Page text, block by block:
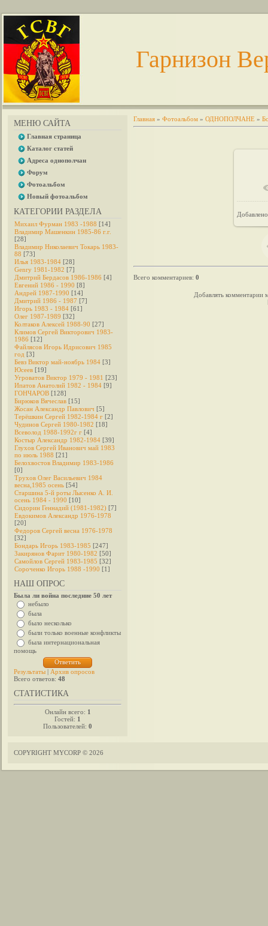
Гарнизон
МЕНЮ САЙТА
Главная страница
Каталог статей
Адреса однополчан
Форум
Фотоальбом
Новый фотоальбом
КАТЕГОРИИ РАЗДЕЛА
Михаил Фурман 1983 -1988 [14]
Владимир Машенкин 1985-86 г.г.
[28]
Владимир Николаевич Токарь 1983-
88 [73]
Илья 1983-1984 [28]
Genry 1981-1982 [7]
Дмитрий Бердасов 1986-1986 [4]
Евгений 1986 - 1990 [8]
Андрей 1987-1990 [14]
Дмитрий 1986 - 1987 [7]
Игорь 1983 - 1984 [61]
Олег 1987-1989 [32]
Колтаков Алексей 1988-90 [27]
Климов Сергей Викторович 1983-
1986 [12]
Файлясов Игорь Идрисович 1985
год [3]
Бевз Виктор май-ноябрь 1984 [3]
Юсеев [19]
Угроватов Виктор 1979 - 1981 [23]
Ипатов Анатолий 1982 - 1984 [9]
ГОНЧАРОВ [128]
Бирюков Вячеслав [15]
Жосан Александр Павлович [5]
Терёшкин Сергей 1982-1984 г [2]
Чудинов Сергей 1980-1982 [18]
Всеволод 1988-1992г г [4]
Костыр Александр 1982-1984 [39]
Глухов Сергей Иванович май 1983
по июль 1988 [21]
Белохвостов Владимир 1983-1986
[0]
Трухов Олег Васильевич 1984
весна,1985 осень [54]
Старшина 5-й роты Лысенко А. И.
осень 1984 - 1990 [10]
Сидорин Геннадий (1981-1982) [7]
Евдокимов Александр 1976-1978
[20]
Федоров Cергей весна 1976-1978
[32]
Бондарь Игорь 1983-1985 [247]
Закирянов Фарит 1980-1982 [50]
Самойлов Сергей 1983-1985 [32]
Сороченко Игорь 1988 -1990 [1]
НАШ ОПРОС
Была ли война последние 50 лет
небыло
была
было несколько
были только военные конфликты
была интернациональная
помощь
Результаты | Архив опросов
Всего ответов: 48
СТАТИСТИКА
Онлайн всего: 1
Гостей: 1
Пользователей: 0
Главная » Фотоальбом » ОДНОПОЛЧАНЕ »
Добавлено
Всего комментариев: 0
Добавлять комментарии
COPYRIGHT MYCORP © 2026